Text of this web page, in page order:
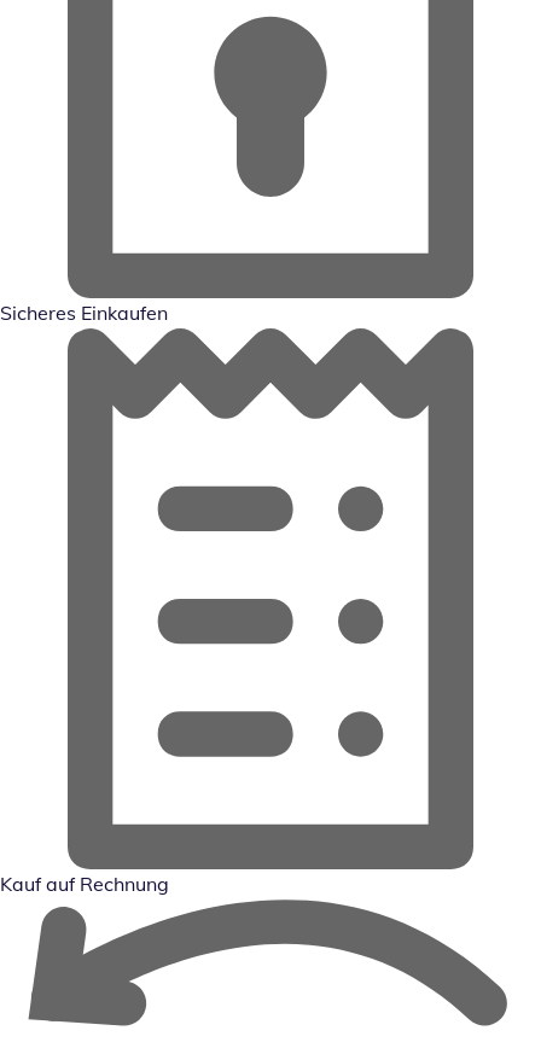
Sicheres Einkaufen
Kauf auf Rechnung